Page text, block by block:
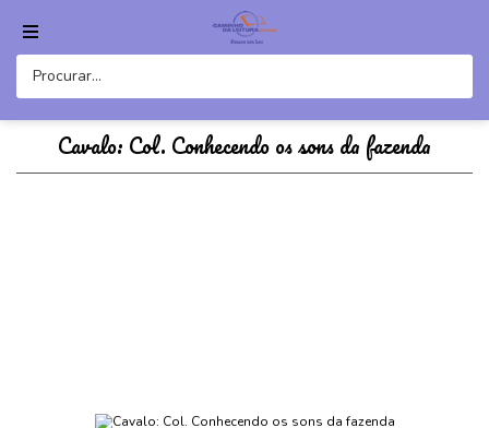
Cavalo: Col. Conhecendo os sons da fazenda